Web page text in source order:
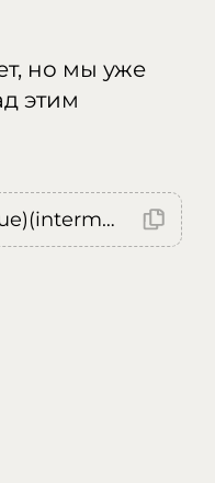
но мы уже
этим
Error: (intermediate value)(intermediate value)(intermediate value).replaceAll is not a function